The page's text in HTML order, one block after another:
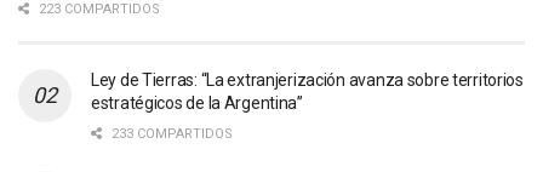
223 COMPARTIDOS
Ley de Tierras: “La extranjerización avanza sobre territorios
estratégicos de la Argentina”
233 COMPARTIDOS